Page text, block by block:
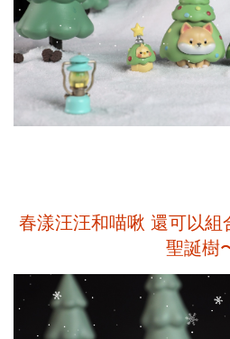
春漾汪汪和喵啾 還可以組
聖誕樹